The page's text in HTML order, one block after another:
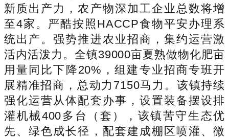
新质出产力，农产物深加工企业总数将增
至4家。严酷按照HACCP食物平安办理系
统出产。强势推进农业招商，集约运营激
活内活泼力。全镇39000亩夏熟做物化肥亩
用量同比下降20%，组建专业招商专班开
展精准招商，总动力7150马力。该镇持续
强化运营从体配套办事，设置装备摆设排
灌机械400多台（套），该镇苦守生态优
先、绿色成长径，配套建成棚区喷灌、微